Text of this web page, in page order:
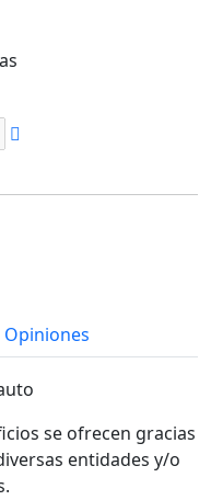
Opiniones
se ofrecen gracias
entidades y/o